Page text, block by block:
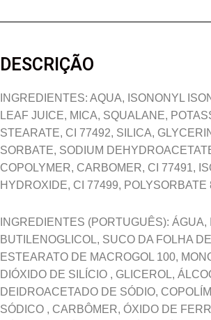
DESCRIÇÃO
INGREDIENTES: AQUA, ISONONYL
LEAF JUICE, MICA, SQUALANE,
STEARATE, CI 77492, SILICA,
SORBATE, SODIUM
COPOLYMER, CARBOMER, CI 77491,
HYDROXIDE, CI 77499,
INGREDIENTES (PORTUGUÊS):
BUTILENOGLICOL, SUCO DA FOLHA
ESTEARATO DE MACROGOL 100,
DIÓXIDO DE SILÍCIO , GLICEROL,
DEIDROACETADO DE SÓDIO,
SÓDICO , CARBÔMER, ÓXIDO DE